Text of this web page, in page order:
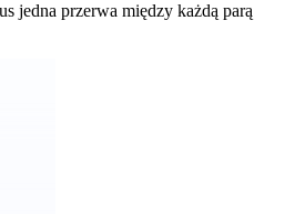
jedna przerwa między każdą parą